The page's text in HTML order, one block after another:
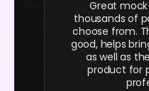
Great
thousands of
choose from.
good, helps
as well as
product for